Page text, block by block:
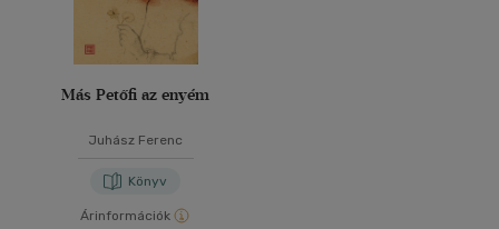
Más Petőfi az enyém
Juhász Ferenc
Könyv
Árinformációk